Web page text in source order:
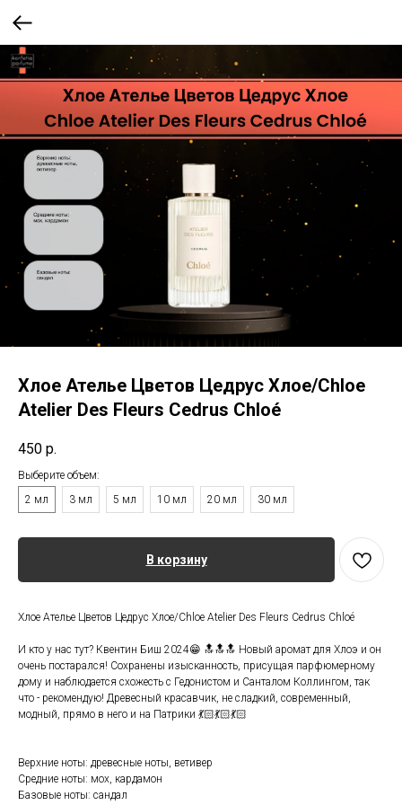
Хлое Ателье Цветов Цедрус Хлоe/Chloe
Atelier Des Fleurs Cedrus Chloé
450 р.
Выберите объем:
2 мл
3 мл 5 мл 10 мл 20 мл 30 мл
В корзину
Хлое Ателье Цветов Цедрус Хлоe/Chloe Atelier Des Fleurs Cedrus Chloé
И кто у нас тут? Квентин Биш 2024😁 🔝🔝🔝 Новый аромат для Хлоэ и он
очень постарался! Сохранены изысканность, присущая парфюмерному
дому и наблюдается схожесть с Гедонистом и Санталом Коллингом, так
что - рекомендую! Древесный красавчик, не сладкий, современный,
модный, прямо в него и на Патрики 💃🏻💃🏻💃🏻
Верхние ноты: древесные ноты, ветивер
Средние ноты: мох, кардамон
Базовые ноты: сандал